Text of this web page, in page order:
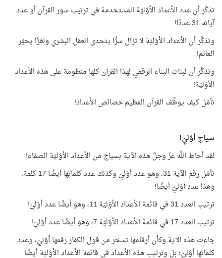
تذكَّر أن عدد الأعداد الأوّليّة المستخدمة في ترتيب سور القرآن أو عدد
آياته 31 عددًا!
وتذكَّر أن الأعداد الأوّليّة لا تزال سرًّا يتحدى العقل البشري ولغزًا يحيّر
العالم!
وتذكَّر أن لبنات البناء الرقمي لهذا القرآن كلها منظومة على هذه الأعداد
الأوّليّة!
تأمّل كيف يوظِّف القرآن العظيم خصائص الأعداد!
سياج أوّليّ!
لقد أحاط اللَّه عزّ وجلّ هذه الآية بسياج من الأعداد الأوّليّة الصمّاء!
تأمّل رقم الآية 31، وهو عدد أوّليّ وكذلك عدد كلماتها أيضًا 17 كلمة،
وهذا عدد أوّليّ أيضًا!
ترتيب العدد 31 في قائمة الأعداد الأوّليّة 11، وهو أيضًا عدد أوّليّ!
ترتيب العدد 17 في قائمة الأعداد الأوّليّة 7، وهو أيضًا عدد أوّليّ!
جاءت هذه الآية وكأن أرقامها تسخر من قول الكفار رقمها أوّليّ، وعدد
كلماتها أوّليّ؛ بل وترتيب هذه الأعداد في قائمة الأعداد الأوّليّة أيضًا